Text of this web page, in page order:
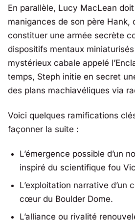
En parallèle, Lucy MacLean
manigances de son père Hank,
constituer une armée secrète
dispositifs mentaux
mystérieux cabale appelé
temps, Steph initie en secret
des plans machiavéliques via
Voici quelques ramifications
façonner la suite :
L’émergence possible d’un
inspiré du scientifique fou
L’exploitation narrative d’un
cœur du Boulder Dome.
L’alliance ou rivalité